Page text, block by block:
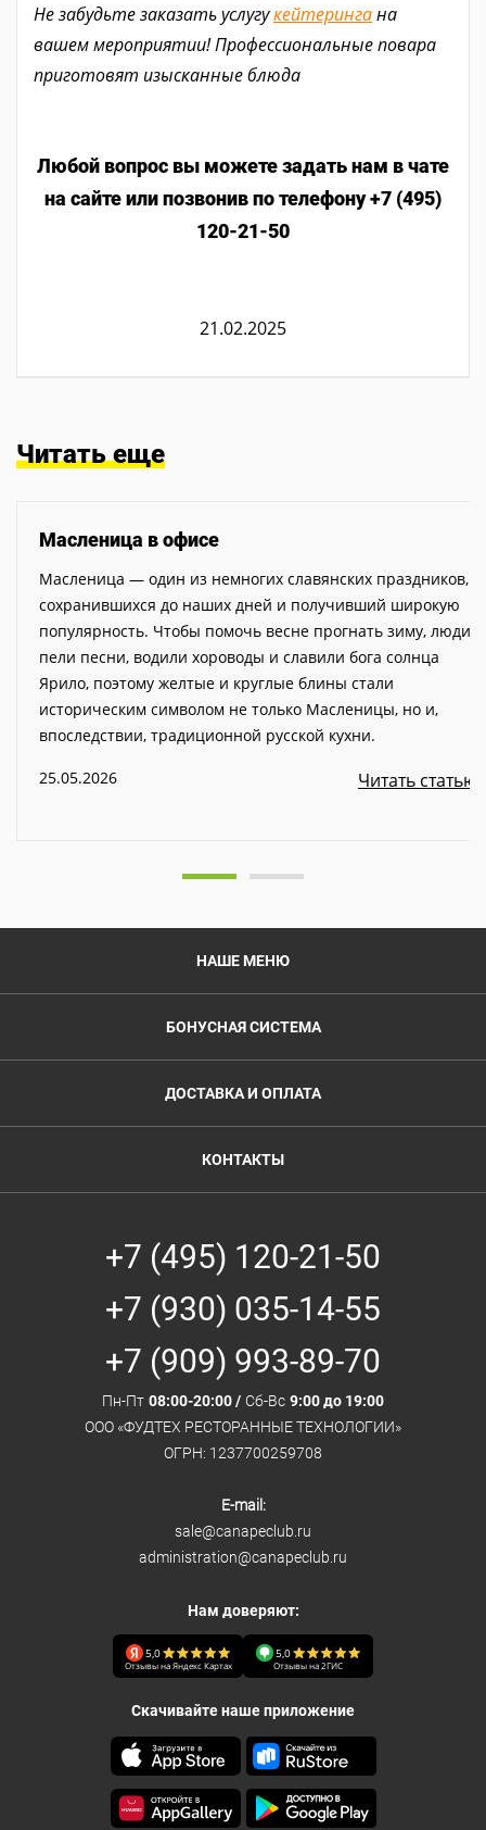
Не забудьте заказать услугукейтерингана
вашем мероприятии! Профессиональные повара
приготовят изысканные блюда
Любой вопрос вы можете задать нам в чате
на сайте или позвонив по телефону +7 (495)
120-21-50
21.02.2025
Читать еще
Масленица в офисе
Масленица — один из немногих славянских праздников,
сохранившихся до наших дней и получивший широкую
популярность. Чтобы помочь весне прогнать зиму, люди
пели песни, водили хороводы и славили бога солнца
Ярило, поэтому желтые и круглые блины стали
историческим символом не только Масленицы, но и,
впоследствии, традиционной русской кухни.
25.05.2026 Читать статью
НАШЕ МЕНЮ
БОНУСНАЯ СИСТЕМА
ДОСТАВКА И ОПЛАТА
КОНТАКТЫ
+7 (495) 120-21-50
+7 (930) 035-14-55
+7 (909) 993-89-70
Пн-Пт 08:00-20:00 / Сб-Вс 9:00 до 19:00
ООО «ФУДТЕХ РЕСТОРАННЫЕ ТЕХНОЛОГИИ»
ОГРН: 1237700259708
E-mail:
sale@canapeclub.ru
administration@canapeclub.ru
Нам доверяют:
5,0
Отзывы на Яндекс Картах
5,0
Отзывы на 2ГИС
Скачивайте наше приложение